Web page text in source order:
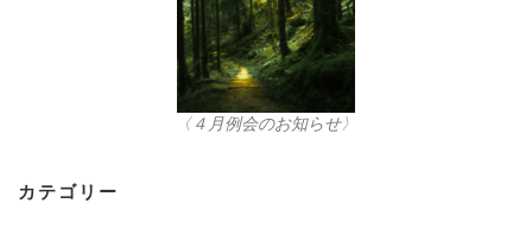
〈４月例会のお知らせ〉
カテゴリー